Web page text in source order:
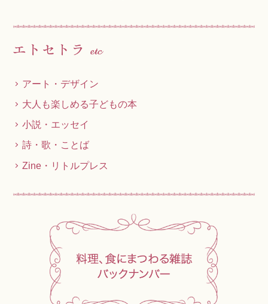
アート・デザイン
大人も楽しめる子どもの本
小説・エッセイ
詩・歌・ことば
Zine・リトルプレス